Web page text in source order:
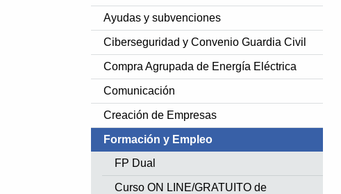
Ayudas y subvenciones
Ciberseguridad y Convenio Guardia Civil
Compra Agrupada de Energía Eléctrica
Comunicación
Creación de Empresas
Formación y Empleo
FP Dual
Curso ON LINE/GRATUITO de